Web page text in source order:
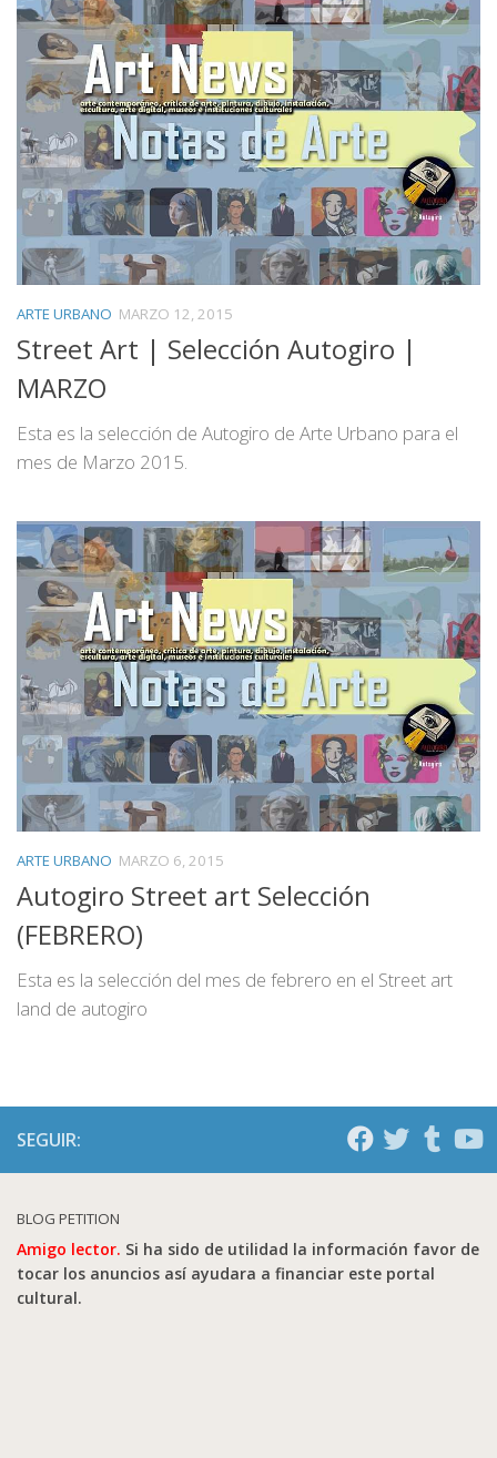
ARTE URBANO MARZO 12, 2015
Street Art | Selección Autogiro |
MARZO
Esta es la selección de Autogiro de Arte Urbano para el
mes de Marzo 2015.
ARTE URBANO MARZO 6, 2015
Autogiro Street art Selección
(FEBRERO)
Esta es la selección del mes de febrero en el Street art
land de autogiro
SEGUIR:
BLOG PETITION
Amigo lector. Si ha sido de utilidad la información favor de
tocar los anuncios así ayudara a financiar este portal
cultural.